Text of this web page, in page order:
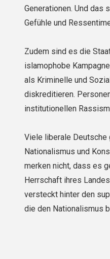
Generationen. Und das
Gefühle und
Zudem sind es die
islamophobe
als Kriminelle und
diskreditieren.
institutionellen
Viele liberale Deutsche
Nationalismus und
merken nicht, dass es
Herrschaft ihres
versteckt hinter den
die den Nationalismus